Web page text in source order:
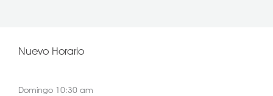
Nuevo Horario
Domingo 10:30 am